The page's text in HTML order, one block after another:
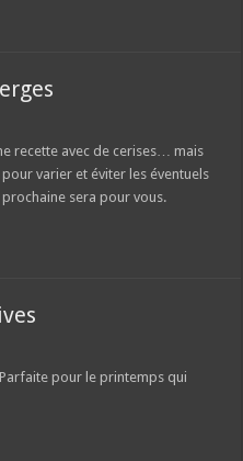
recette avec de cerises… mais
varier et éviter les éventuels
sera pour vous.
pour le printemps qui